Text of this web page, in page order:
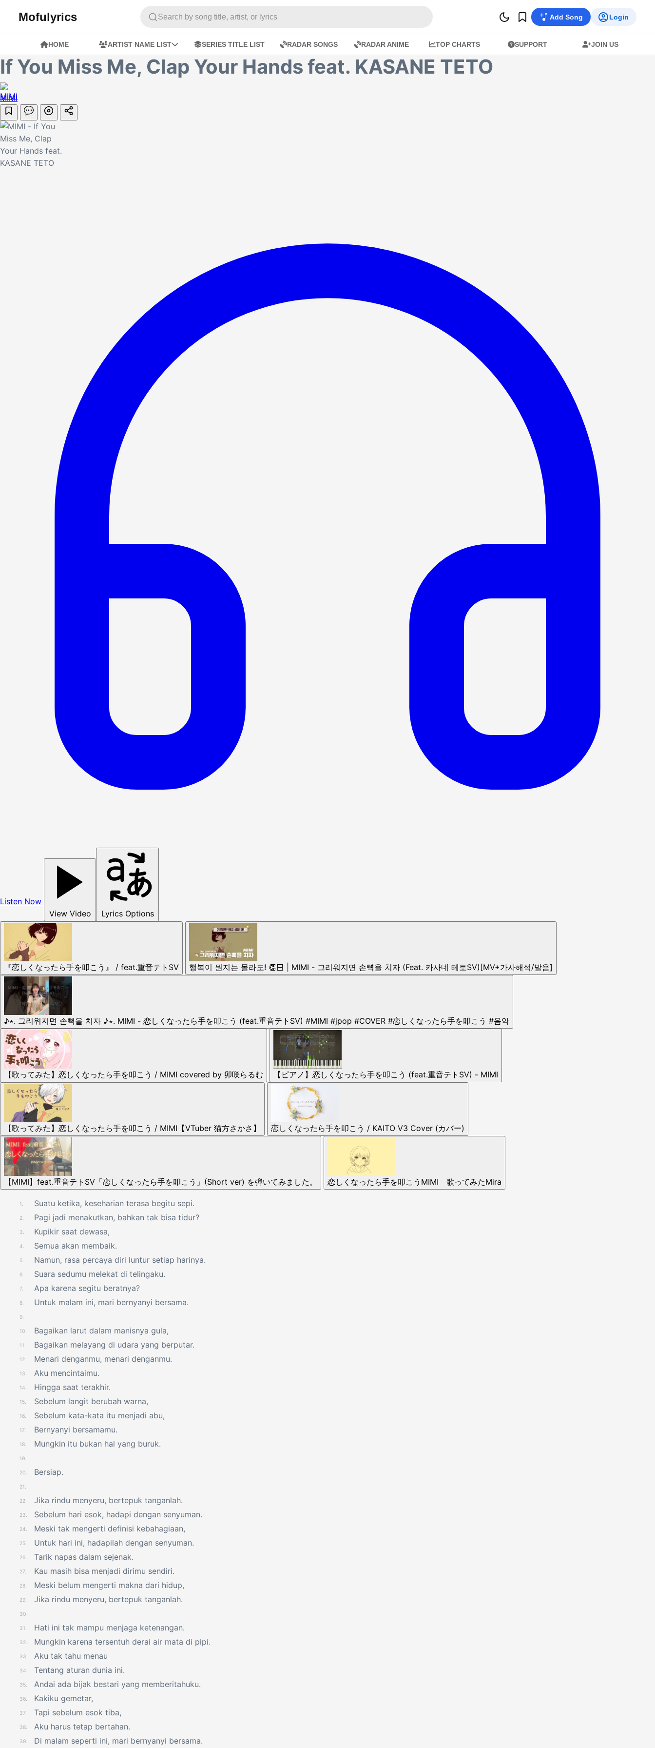
Mofulyrics Search by song title, artist, or lyrics Add Song Login
HOME ARTIST NAME LIST SERIES TITLE LIST RADAR SONGS RADAR ANIME TOP CHARTS SUPPORT JOIN US
If You Miss Me, Clap Your Hands feat. KASANE TETO
MIMI
Listen Now
View Video
Lyrics Options
『恋しくなったら手を叩こう』 / feat.重音テトSV 행복이 뭔지는 몰라도! 👏🏻 | MIMI - 그리워지면 손뼉을 치자 (Feat. 카사네 테토SV)[MV+가사해석/발음]
♪⋆. 그리워지면 손뼉을 치자 ♪⋆. MIMI - 恋しくなったら手を叩こう (feat.重音テトSV) #MIMI #jpop #COVER #恋しくなったら手を叩こう #음악
【歌ってみた】恋しくなったら手を叩こう / MIMI covered by 卯咲らるむ 【ピアノ】恋しくなったら手を叩こう (feat.重音テトSV) - MIMI
【歌ってみた】恋しくなったら手を叩こう / MIMI【VTuber 猫方さかさ】 恋しくなったら手を叩こう / KAITO V3 Cover (カバー)
【MIMI】feat.重音テトSV「恋しくなったら手を叩こう」(Short ver) を弾いてみました。 恋しくなったら手を叩こうMIMI 歌ってみたMira
1. Suatu ketika, keseharian terasa begitu sepi.
2. Pagi jadi menakutkan, bahkan tak bisa tidur?
3. Kupikir saat dewasa,
4. Semua akan membaik.
5. Namun, rasa percaya diri luntur setiap harinya.
6. Suara sedumu melekat di telingaku.
7. Apa karena segitu beratnya?
8. Untuk malam ini, mari bernyanyi bersama.
9.
10. Bagaikan larut dalam manisnya gula,
11. Bagaikan melayang di udara yang berputar.
12. Menari denganmu, menari denganmu.
13. Aku mencintaimu.
14. Hingga saat terakhir.
15. Sebelum langit berubah warna,
16. Sebelum kata-kata itu menjadi abu,
17. Bernyanyi bersamamu.
18. Mungkin itu bukan hal yang buruk.
19.
20. Bersiap.
21.
22. Jika rindu menyeru, bertepuk tanganlah.
23. Sebelum hari esok, hadapi dengan senyuman.
24. Meski tak mengerti definisi kebahagiaan,
25. Untuk hari ini, hadapilah dengan senyuman.
26. Tarik napas dalam sejenak.
27. Kau masih bisa menjadi dirimu sendiri.
28. Meski belum mengerti makna dari hidup,
29. Jika rindu menyeru, bertepuk tanganlah.
30.
31. Hati ini tak mampu menjaga ketenangan.
32. Mungkin karena tersentuh derai air mata di pipi.
33. Aku tak tahu menau
34. Tentang aturan dunia ini.
35. Andai ada bijak bestari yang memberitahuku.
36. Kakiku gemetar,
37. Tapi sebelum esok tiba,
38. Aku harus tetap bertahan.
39. Di malam seperti ini, mari bernyanyi bersama.